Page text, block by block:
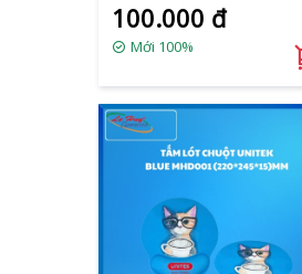
100.000 đ
Mới 100%